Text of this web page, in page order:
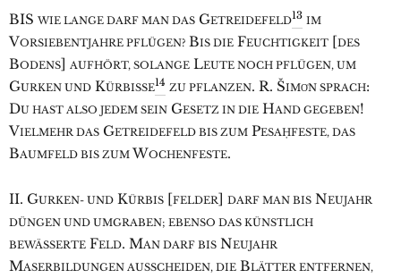
BIS WIE LANGE DARF MAN DAS GETREIDEFELD13 IM
VORSIEBENTJAHRE PFLÜGEN? BIS DIE FEUCHTIGKEIT [DES
BODENS] AUFHÖRT, SOLANGE LEUTE NOCH PFLÜGEN, UM
GURKEN UND KÜRBISSE14 ZU PFLANZEN. R. ŠIMO͑N SPRACH:
DU HAST ALSO JEDEM SEIN GESETZ IN DIE HAND GEGEBEN!
VIELMEHR DAS GETREIDEFELD BIS ZUM PESAḤFESTE, DAS
BAUMFELD BIS ZUM WOCHENFESTE.
II. GURKEN- UND KÜRBIS [FELDER] DARF MAN BIS NEUJAHR
DÜNGEN UND UMGRABEN; EBENSO DAS KÜNSTLICH
BEWÄSSERTE FELD. MAN DARF BIS NEUJAHR
MASERBILDUNGEN AUSSCHEIDEN, DIE BLÄTTER ENTFERNEN,